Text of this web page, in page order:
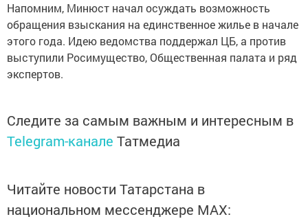
Напомним, Минюст начал осуждать возможность
обращения взыскания на единственное жилье в начале
этого года. Идею ведомства поддержал ЦБ, а против
выступили Росимущество, Общественная палата и ряд
экспертов.
Следите за самым важным и интересным в
Telegram-канале Татмедиа
Читайте новости Татарстана в
национальном мессенджере MАХ: